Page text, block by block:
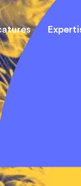
Engineers